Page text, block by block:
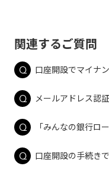
関連するご質問
口座開設でマイナ
メールアドレス認
「みんなの銀行ロ
口座開設の手続き